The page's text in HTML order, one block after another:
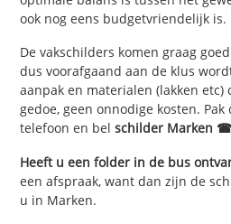
ook nog eens budgetvriendelijk is.
De vakschilders komen graag
dus voorafgaand aan de klus
aanpak en materialen (lakken etc)
gedoe, geen onnodige kosten.
telefoon en belschilder Marken ☎
Heeft u een folder in de bus
een afspraak, want dan zijn de
u in Marken.